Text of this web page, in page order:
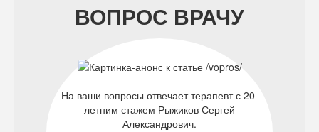
ВОПРОС ВРАЧУ
На ваши вопросы отвечает терапевт с 20-
летним стажем Рыжиков Сергей
Александрович.